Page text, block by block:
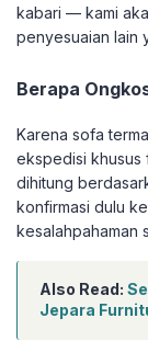
kabari — kami
penyesuaian lain
Berapa
Karena sofa
ekspedisi khusus
dihitung
konfirmasi dulu
kesalahpahaman
Also Read:
Jepara